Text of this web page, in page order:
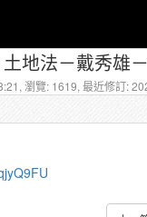
地法－戴秀雄
瀏覽: 1619, 最近修訂: